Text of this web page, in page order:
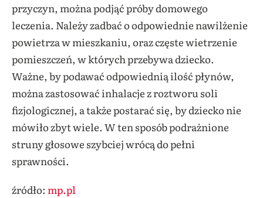
przyczyn, można podjąć próby domowego
leczenia. Należy zadbać o odpowiednie nawilżenie
powietrza w mieszkaniu, oraz częste wietrzenie
pomieszczeń, w których przebywa dziecko.
Ważne, by podawać odpowiednią ilość płynów,
można zastosować inhalacje z roztworu soli
fizjologicznej, a także postarać się, by dziecko nie
mówiło zbyt wiele. W ten sposób podrażnione
struny głosowe szybciej wrócą do pełni
sprawności.
źródło: mp.pl